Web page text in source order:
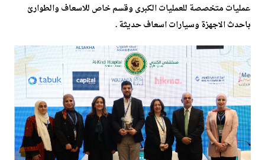
عمليات متخصصة للعمليات الكبرى وقسم خاص للاسعاف والطوارئ
باحدث الاجهزة وسيارات اسعاف حديثة .